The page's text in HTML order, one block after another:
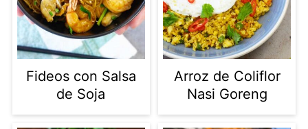
Fideos con Salsa
de Soja
Arroz de Coliflor
Nasi Goreng